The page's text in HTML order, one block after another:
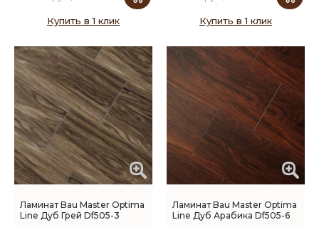
Купить в 1 клик Купить в 1 клик
Ламинат Bau Master Optima
Line Дуб Грей Df505-3
Ламинат Bau Master Optima
Line Дуб Арабика Df505-6